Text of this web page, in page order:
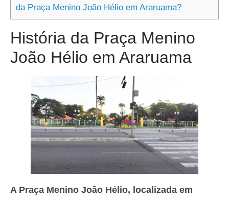
da Praça Menino João Hélio em Araruama?
História da Praça Menino
João Hélio em Araruama
A Praça Menino João Hélio, localizada em